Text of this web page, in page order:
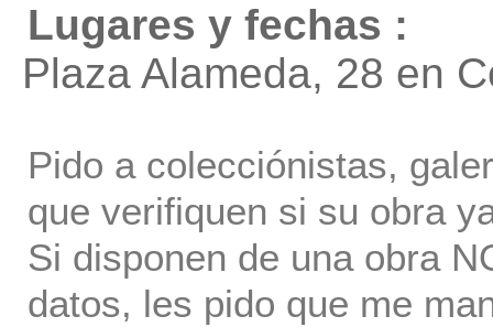
Lugares y fechas :
Plaza Alameda, 28 en
Pido a colecciónistas,
que verifiquen si su obra
Si disponen de una obra
datos, les pido que me